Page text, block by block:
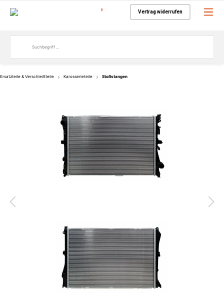
0 Vertrag widerrufen
Ersatzteile & Verschleißteile Karosserieteile Stoßstangen